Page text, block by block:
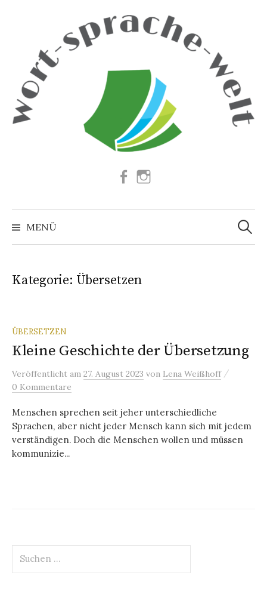
Facebook
MENÜ
Suchen
nach:
Kategorie: Übersetzen
ÜBERSETZEN
Kleine Geschichte der Übersetzung
Veröffentlicht am 27. August 2023 von Lena Weißhoff /
0 Kommentare
Menschen sprechen seit jeher unterschiedliche
Sprachen, aber nicht jeder Mensch kann sich mit jedem
verständigen. Doch die Menschen wollen und müssen
kommunizie...
nach: